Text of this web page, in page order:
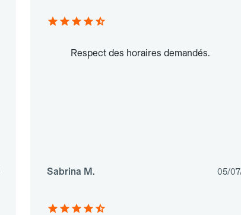
Respect des horaires demandés.
Sabrina M. 05/